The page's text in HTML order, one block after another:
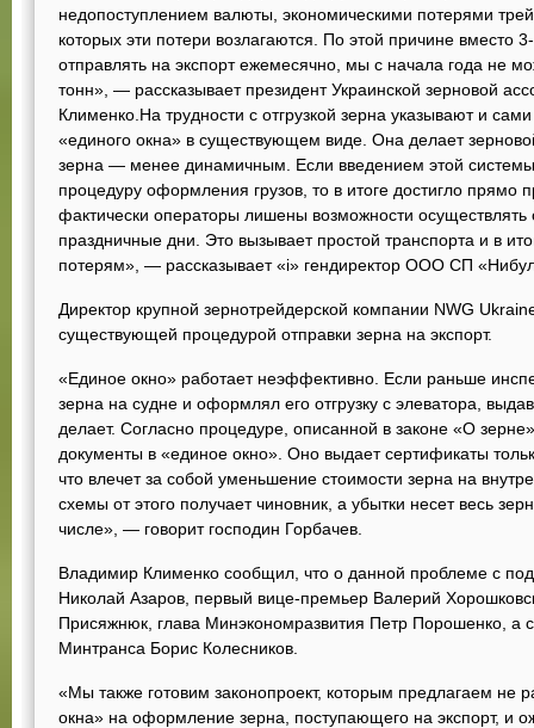
недопоступлением валюты, экономическими потерями
которых эти потери возлагаются. По этой причине
отправлять на экспорт ежемесячно, мы с начала года не
тонн», — рассказывает президент Украинской зерновой
Клименко.На трудности с отгрузкой зерна указывают и
«единого окна» в существующем виде. Она делает
зерна — менее динамичным. Если введением этой системы
процедуру оформления грузов, то в итоге достигло прямо
фактически операторы лишены возможности осуществлять
праздничные дни. Это вызывает простой транспорта и в
потерям», — рассказывает «і» гендиректор ООО СП
Директор крупной зернотрейдерской компании NWG
существующей процедурой отправки зерна на экспорт.
«Единое окно» работает неэффективно. Если раньше
зерна на судне и оформлял его отгрузку с элеватора,
делает. Согласно процедуре, описанной в законе «О
документы в «единое окно». Оно выдает сертификаты
что влечет за собой уменьшение стоимости зерна на
схемы от этого получает чиновник, а убытки несет весь
числе», — говорит господин Горбачев.
Владимир Клименко сообщил, что о данной проблеме с
Николай Азаров, первый вице-премьер Валерий
Присяжнюк, глава Минэкономразвития Петр Порошенко, а
Минтранса Борис Колесников.
«Мы также готовим законопроект, которым предлагаем не
окна» на оформление зерна, поступающего на экспорт, и